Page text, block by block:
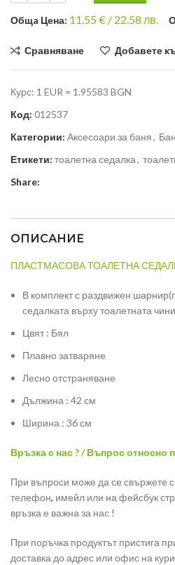
Общa Цена: 11.55€ / 22.58 лв.
Сравняване Добавете
Курс: 1 EUR = 1.95583 BGN
Код: 012537
Категории: Аксесоари за баня,
Етикети: тоалетна седалка,
Share:
ОПИСАНИЕ
ПЛАСТМАСОВА ТОАЛЕТНА
В комплект с раздвижен
седалката върху тоалетната
Цвят : Бял
Плавно затваряне
Лесно отстраняване
Дължина : 42 см
Ширина : 36 см
Връзка с нас ? / Въпрос относно
При въпроси може да се свържете
телефон, имейл или на фейсбук
връзка е важна за нас !
При поръчка продуктът пристига
доставка до адрес или офис на